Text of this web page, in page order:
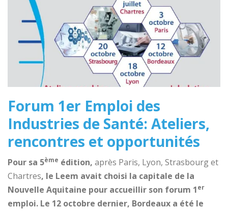
Forum 1er Emploi des
Industries de Santé: Ateliers,
rencontres et opportunités
Pour sa 5ème édition, après Paris, Lyon, Strasbourg et
Chartres, le Leem avait choisi la capitale de la
Nouvelle Aquitaine pour accueillir son forum 1er
emploi. Le 12 octobre dernier, Bordeaux a été le